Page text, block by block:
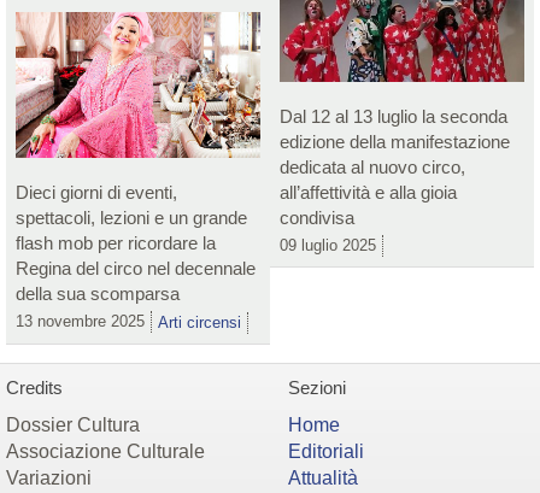
Dieci giorni di eventi,
spettacoli, lezioni e un grande
flash mob per ricordare la
Regina del circo nel decennale
della sua scomparsa
13 novembre 2025 Arti circensi
Dal 12 al 13 luglio la seconda
edizione della manifestazione
dedicata al nuovo circo,
all’affettività e alla gioia
condivisa
09 luglio 2025
Credits
Dossier Cultura
Associazione Culturale
Variazioni
Sezioni
Home
Editoriali
Attualità